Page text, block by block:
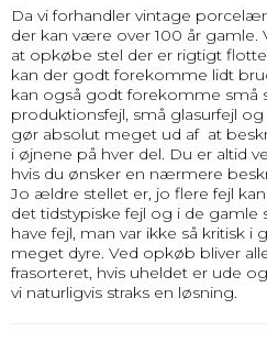
Da vi forhandler vintage
der kan være over 100 år gamle.
at opkøbe stel der er rigtigt
kan der godt forekomme lidt
kan også godt forekomme små
produktionsfejl, små glasurfejl
gør absolut meget ud af at
i øjnene på hver del. Du er altid
hvis du ønsker en nærmere
Jo ældre stellet er, jo flere fejl
det tidstypiske fejl og i de gamle
have fejl, man var ikke så kritisk i
meget dyre. Ved opkøb bliver
frasorteret, hvis uheldet er ude
vi naturligvis straks en løsning.